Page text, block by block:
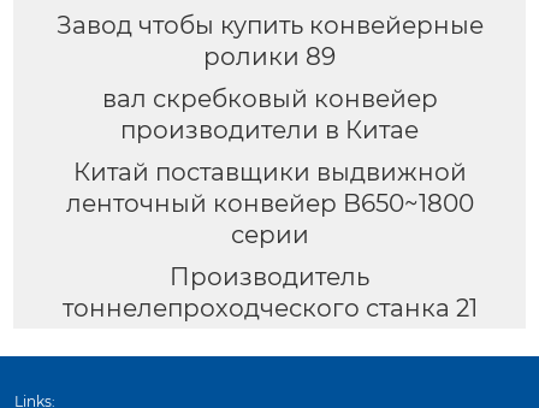
Завод чтобы купить конвейерные
ролики 89
вал скребковый конвейер
производители в Китае
Китай поставщики выдвижной
ленточный конвейер B650~1800
серии
Производитель
тоннелепроходческого станка 21
Links: